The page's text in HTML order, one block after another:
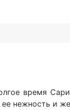
время
нежность и